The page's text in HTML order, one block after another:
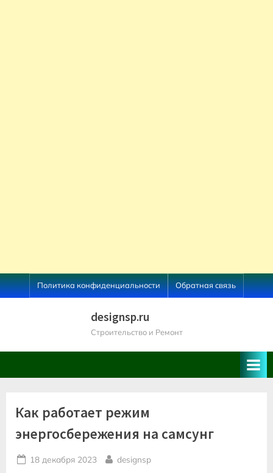
Skip
to
Политика конфиденциальности Обратная связь
designsp.ru
Строительство и Ремонт
Как работает режим
энергосбережения на самсунг
Posted
18 декабря 2023 By
designsp